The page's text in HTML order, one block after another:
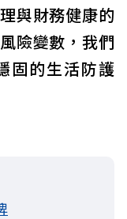
與財務健康的
險變數，我們
固的生活防護